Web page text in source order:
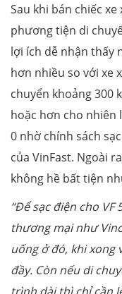
Sau khi bán chiếc
phương tiện di
lợi ích dễ nhận thấy
hơn nhiều so với xe
chuyển khoảng 300
hoặc hơn cho nhiên
0 nhờ chính sách
của VinFast. Ngoài
không hề bất tiện
“Để sạc điện cho
thương mại như
uống ở đó, khi xong
đầy. Còn nếu di